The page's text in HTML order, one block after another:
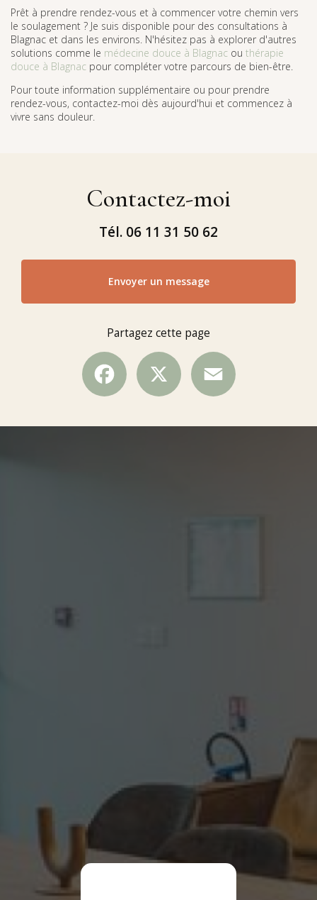
Prêt à prendre rendez-vous et à commencer votre chemin vers
le soulagement ? Je suis disponible pour des consultations à
Blagnac et dans les environs. N'hésitez pas à explorer d'autres
solutions comme le médecine douce à Blagnac ou thérapie
douce à Blagnac pour compléter votre parcours de bien-être.
Pour toute information supplémentaire ou pour prendre
rendez-vous, contactez-moi dès aujourd'hui et commencez à
vivre sans douleur.
Contactez-moi
Tél. 06 11 31 50 62
Envoyer un message
Partagez cette page
Facebook